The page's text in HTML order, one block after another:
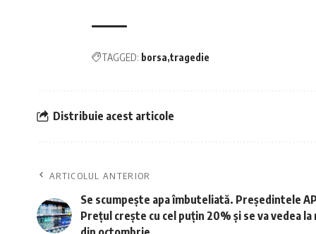
TAGGED: borsa tragedie
Distribuie acest articole
ARTICOLUL ANTERIOR
Se scumpește apa îmbuteliată. Președintele
Prețul crește cu cel puțin 20% și se va vedea